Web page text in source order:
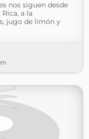
nos siguen desde
a la
jugo de limón y